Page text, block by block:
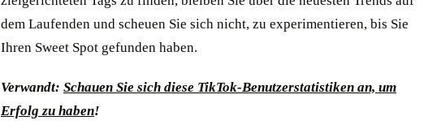
dem Laufenden und scheuen Sie sich nicht, zu experimentieren, bis Sie
Ihren Sweet Spot gefunden haben.
Verwandt: Schauen Sie sich diese TikTok-Benutzerstatistiken an, um
Erfolg zu haben!